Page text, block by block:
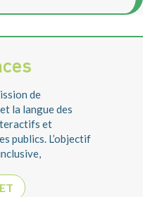
de
la langue des
et
publics. L’objectif